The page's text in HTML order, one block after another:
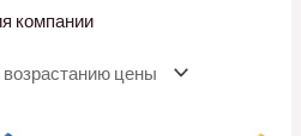
компании